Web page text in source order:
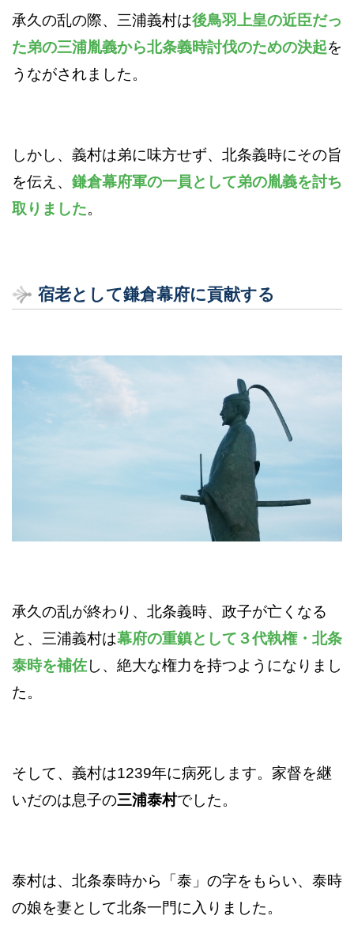
承久の乱の際、三浦義村は後鳥羽上皇の近臣だっ
た弟の三浦胤義から北条義時討伐のための決起を
うながされました。
しかし、義村は弟に味方せず、北条義時にその旨
を伝え、 鎌倉幕府軍の一員として弟の胤義を討ち
取りました。
宿老として鎌倉幕府に貢献する
承久の乱が終わり、北条義時、政子が亡くなる
と、三浦義村は幕府の重鎮として３代執権・北条
泰時を補佐し、絶大な権力を持つようになりまし
た。
そして、義村は1239年に病死します。家督を継
いだのは息子の三浦泰村でした。
泰村は、北条泰時から「泰」の字をもらい、泰時
の娘を妻として北条一門に入りました。